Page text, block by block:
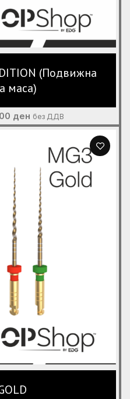
(Подвижна
маса)
ден.
денCurrent
price
19,500 ден.
без ДДВ